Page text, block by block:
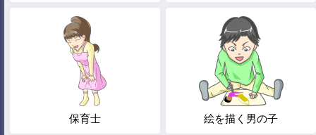
保育士 絵を描く男の子